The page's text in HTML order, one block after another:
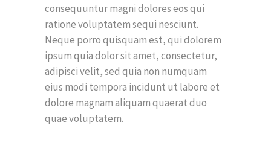
consequuntur magni dolores eos qui
ratione voluptatem sequi nesciunt.
Neque porro quisquam est, qui dolorem
ipsum quia dolor sit amet, consectetur,
adipisci velit, sed quia non numquam
eius modi tempora incidunt ut labore et
dolore magnam aliquam quaerat duo
quae voluptatem.